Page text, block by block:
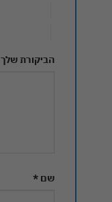
הביקורת שלך
שם *